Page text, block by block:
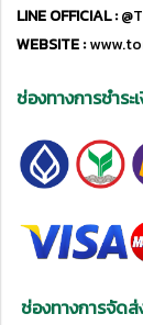
LINE OFFICIAL :
WEBSITE :
ช่องทางการชำระ
ช่องทางการจัดส่